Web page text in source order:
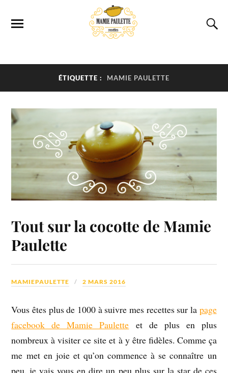
ÉTIQUETTE : MAMIE PAULETTE
Tout sur la cocotte de Mamie
Paulette
MAMIEPAULETTE 2 MARS 2016
Vous êtes plus de 1000 à suivre mes recettes sur la page
facebook de Mamie Paulette et de plus en plus
nombreux à visiter ce site et à y être fidèles. Comme ça
me met en joie et qu’on commence à se connaître un
peu, je vais vous en dire un peu plus sur la star de ces